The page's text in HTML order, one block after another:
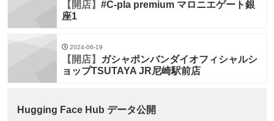
【開店】 #C-pla premium マロニエゲート銀
座1
2024-06-19
【開店】 ガシャポンバンダイオフィシャルシ
ョップTSUTAYA JR尼崎駅前店
Hugging Face Hub データ公開